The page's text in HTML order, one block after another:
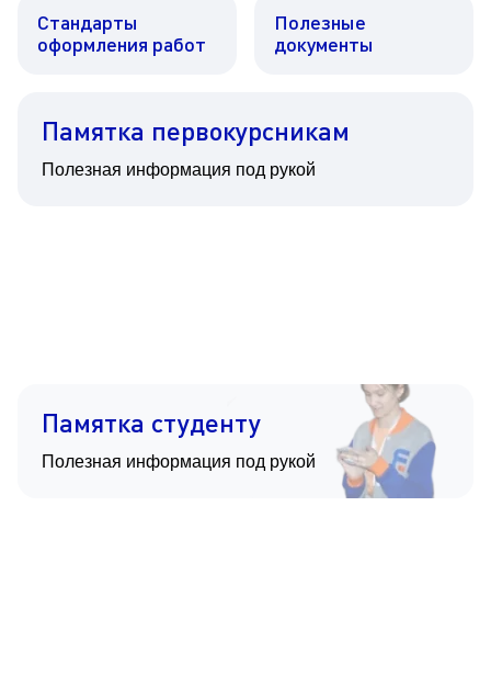
Стандарты
оформления работ
Памятка первокурсникам
Полезная информация под рукой
Полезные
документы
Памятка студенту
Полезная информация под рукой